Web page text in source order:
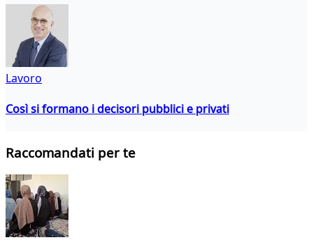
Lavoro
Così si formano i decisori pubblici e privati
Raccomandati per te